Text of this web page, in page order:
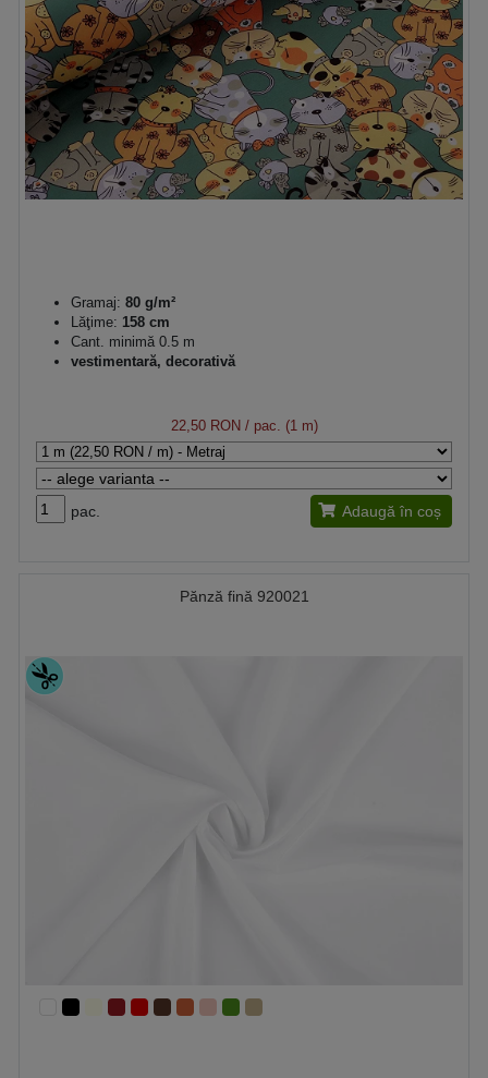
Gramaj: 80 g/m²
Lăţime: 158 cm
Cant. minimă 0.5 m
vestimentară, decorativă
22,50 RON / pac. (1 m)
pac. Adaugă în coș
Pănză fină 920021